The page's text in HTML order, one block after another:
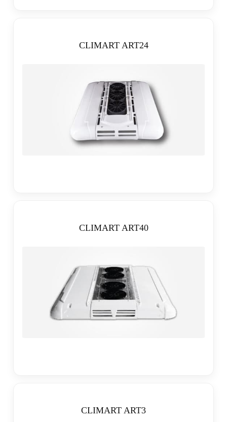
CLIMART ART24
CLIMART ART40
CLIMART ART3